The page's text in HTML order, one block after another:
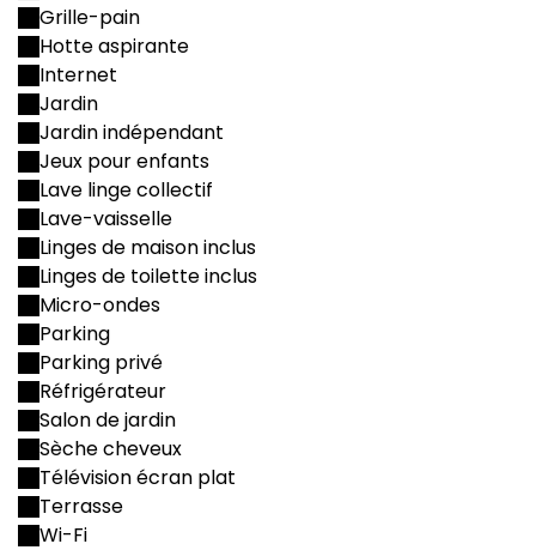
Grille-pain
Hotte aspirante
Internet
Jardin
Jardin indépendant
Jeux pour enfants
Lave linge collectif
Lave-vaisselle
Linges de maison inclus
Linges de toilette inclus
Micro-ondes
Parking
Parking privé
Réfrigérateur
Salon de jardin
Sèche cheveux
Télévision écran plat
Terrasse
Wi-Fi